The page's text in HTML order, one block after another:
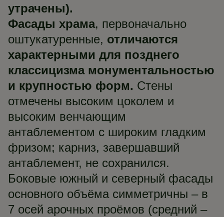
утрачены).
Фасады храма, первоначально
оштукатуренные, отличаются
характерными для позднего
классицизма монументальностью
и крупностью форм. Стены
отмечены высоким цоколем и
высоким венчающим
антаблементом с широким гладким
фризом; карниз, завершавший
антаблемент, не сохранился.
Боковые южный и северный фасады
основного объёма симметричны – в
7 осей арочных проёмов (средний –